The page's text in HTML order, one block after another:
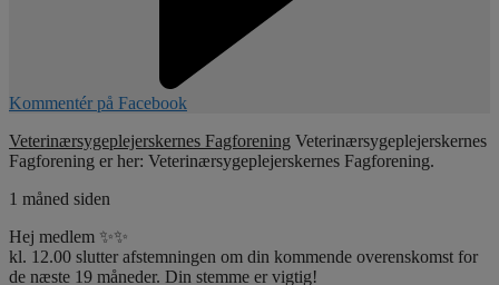
Kommentér på Facebook
Veterinærsygeplejerskernes Fagforening Veterinærsygeplejerskernes
Fagforening er her: Veterinærsygeplejerskernes Fagforening.
1 måned siden
Hej medlem ✨✨
kl. 12.00 slutter afstemningen om din kommende overenskomst for
de næste 19 måneder. Din stemme er vigtig!